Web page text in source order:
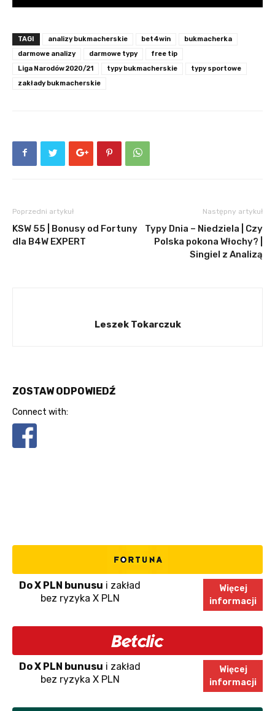
TAGI analizy bukmacherskie bet4win
bukmacherka
darmowe analizy
darmowe typy
free tip
Liga Narodów 2020/21
typy bukmacherskie
typy sportowe
zakłady bukmacherskie
Poprzedni artykuł
KSW 55 | Bonusy od Fortuny
dla B4W EXPERT
Następny artykuł
Typy Dnia – Niedziela | Czy
Polska pokona Włochy? |
Singiel z Analizą
Leszek Tokarczuk
ZOSTAW ODPOWIEDŹ
Connect with:
Do X PLN bunusu i zakład
bez ryzyka X PLN
Więcej
informacji
Do X PLN bunusu i zakład
bez ryzyka X PLN
Więcej
informacji